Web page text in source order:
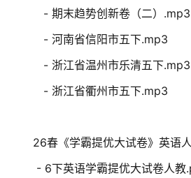
- 期末趋势创新卷（二）.mp3
- 河南省信阳市五下.mp3
- 浙江省温州市乐清五下.mp3
- 浙江省衢州市五下.mp3
26春《学霸提优大试卷》英语
- 6下英语学霸提优大试卷人教